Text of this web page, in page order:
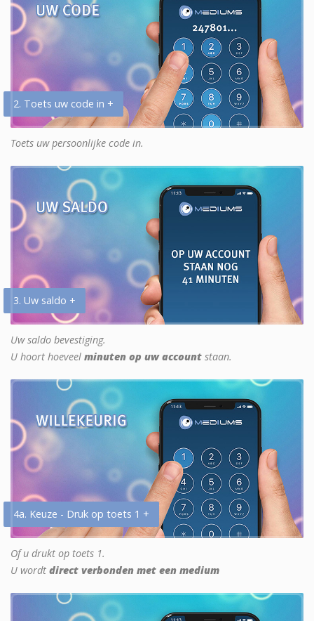
2. Toets uw code in +
Toets uw persoonlijke code in.
3. Uw saldo +
Uw saldo bevestiging.
U hoort hoeveel minuten op uw account staan.
4a. Keuze - Druk op toets 1 +
Of u drukt op toets 1.
U wordt direct verbonden met een medium